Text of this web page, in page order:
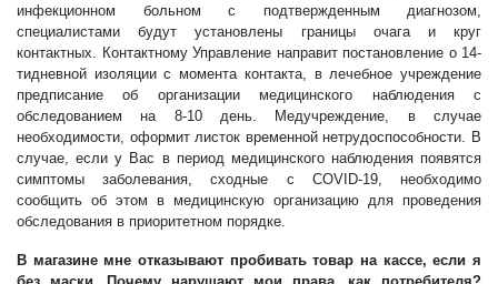
инфекционном больном с подтвержденным диагнозом,
специалистами будут установлены границы очага и круг
контактных. Контактному Управление направит постановление о 14-
тидневной изоляции с момента контакта, в лечебное учреждение
предписание об организации медицинского наблюдения с
обследованием на 8-10 день. Медучреждение, в случае
необходимости, оформит листок временной нетрудоспособности. В
случае, если у Вас в период медицинского наблюдения появятся
симптомы заболевания, сходные с COVID-19, необходимо
сообщить об этом в медицинскую организацию для проведения
обследования в приоритетном порядке.
В магазине мне отказывают пробивать товар на кассе, если я